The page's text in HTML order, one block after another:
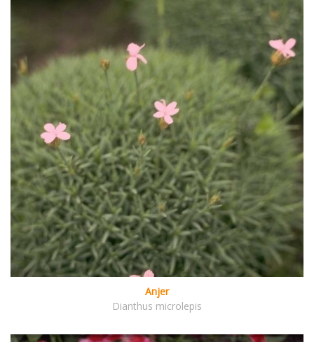
Anjer
Dianthus microlepis